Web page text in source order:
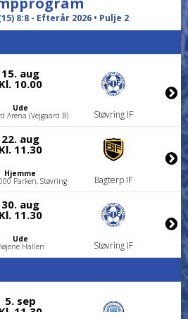
8:8 - Efterår 2026 • Pulje 2
15. aug
Kl. 10.00
Ude
Arena (Vejgaard B) Støvring IF
22. aug
Kl. 11.30
Hjemme
Parken, Støvring Bagterp IF
30. aug
Kl. 11.30
Ude
Hallen Støvring IF
5. sep
Kl. 11.30